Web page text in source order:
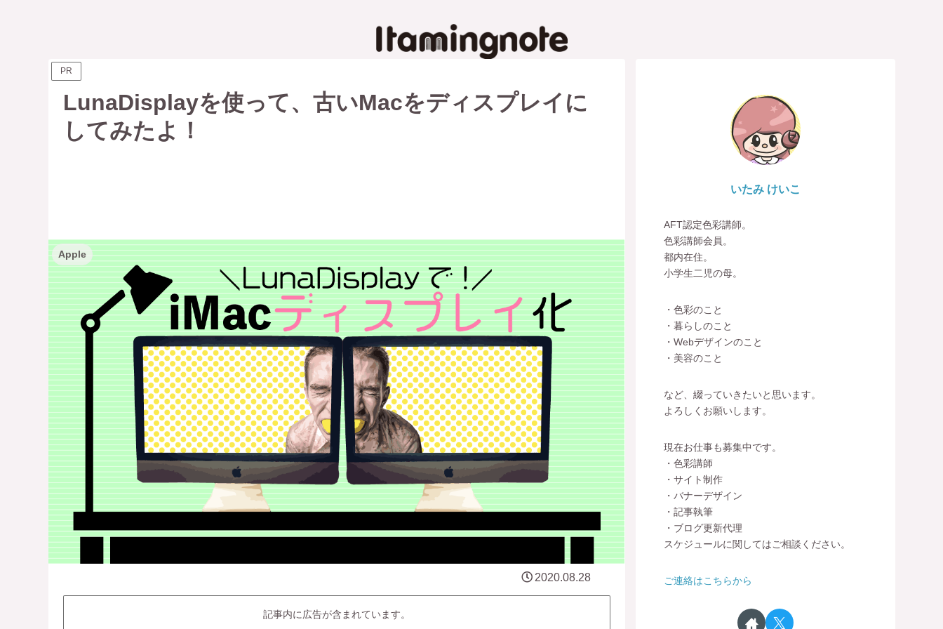
PR
LunaDisplayを使って、古いMacをディスプレイに
してみたよ！
Apple
2020.08.28
記事内に広告が含まれています。
いたみ けいこ
AFT認定色彩講師。
色彩講師会員。
都内在住。
小学生二児の母。
・色彩のこと
・暮らしのこと
・Webデザインのこと
・美容のこと
など、綴っていきたいと思います。
よろしくお願いします。
現在お仕事も募集中です。
・色彩講師
・サイト制作
・バナーデザイン
・記事執筆
・ブログ更新代理
スケジュールに関してはご相談ください。
ご連絡はこちらから